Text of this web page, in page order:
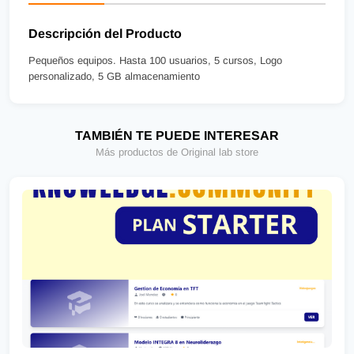
Descripción del Producto
Pequeños equipos. Hasta 100 usuarios, 5 cursos, Logo
personalizado, 5 GB almacenamiento
TAMBIÉN TE PUEDE INTERESAR
Más productos de Original lab store